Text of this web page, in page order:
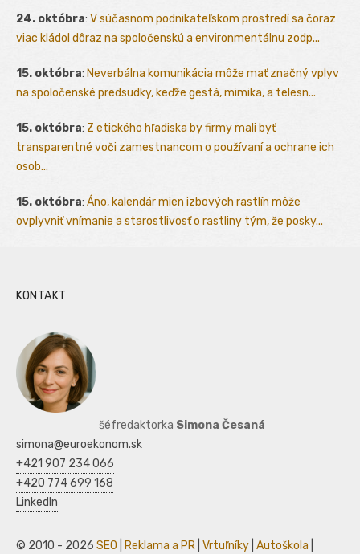
24. októbra: V súčasnom podnikateľskom prostredí sa čoraz
viac kládol dôraz na spoločenskú a environmentálnu zodp...
15. októbra: Neverbálna komunikácia môže mať značný vplyv
na spoločenské predsudky, keďže gestá, mimika, a telesn...
15. októbra: Z etického hľadiska by firmy mali byť
transparentné voči zamestnancom o používaní a ochrane ich
osob...
15. októbra: Áno, kalendár mien izbových rastlín môže
ovplyvniť vnímanie a starostlivosť o rastliny tým, že posky...
KONTAKT
šéfredaktorka Simona Česaná
simona@euroekonom.sk
+421 907 234 066
+420 774 699 168
LinkedIn
© 2010 - 2026 SEO Reklama a PR Vrtuľníky Autoškola